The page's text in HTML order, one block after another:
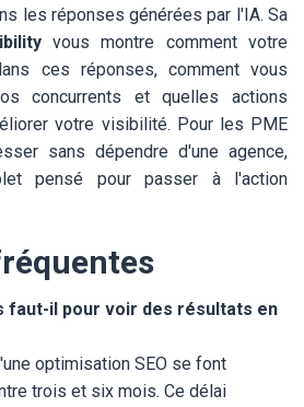
les réponses générées par l'IA. Sa
vous montre comment votre
ces réponses, comment vous
concurrents et quelles actions
votre visibilité. Pour les PME
sans dépendre d'une agence,
pensé pour passer à l'action
faut-il pour voir des résultats en
optimisation SEO se font
trois et six mois. Ce délai